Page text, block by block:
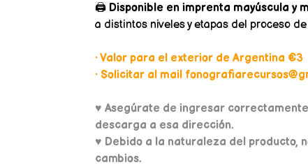
🖨️ Disponible en imprenta mayúscula y
a distintos niveles y etapas del proceso
• Valor para el exterior de Argentina €3
• Solicitar al mail
♥ Asegúrate de ingresar
descarga a esa dirección.
♥ Debido a la naturaleza del producto,
cambios.